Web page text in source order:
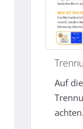
Auf
achten.